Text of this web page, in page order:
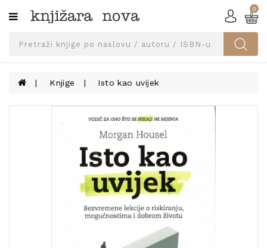
Kategorije
SVEUČILIŠNA
UDŽBENICI
KNJIGE
0
Knjige Isto kao uvijek